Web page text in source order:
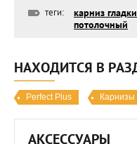
теги: карниз
потолочный
НАХОДИТСЯ В
Perfect Plus Карнизы
АКСЕССУАРЫ